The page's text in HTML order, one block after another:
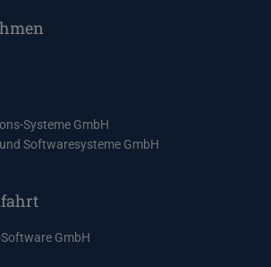
Systeme GmbH
Softwaresysteme GmbH
GmbH